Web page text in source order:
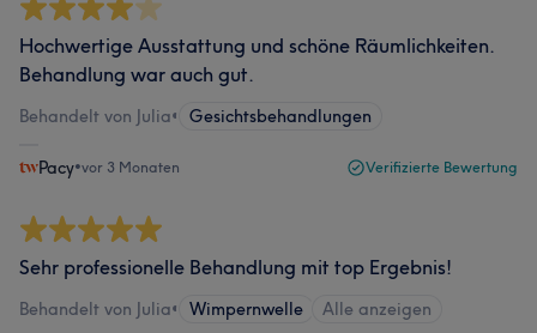
Hochwertige Ausstattung und schöne Räumlichkeiten.
Behandlung war auch gut.
Behandelt von Julia• Gesichtsbehandlungen
Pacy•vor 3 Monaten Verifizierte Bewertung
Sehr professionelle Behandlung mit top Ergebnis!
Behandelt von Julia• Wimpernwelle Alle anzeigen